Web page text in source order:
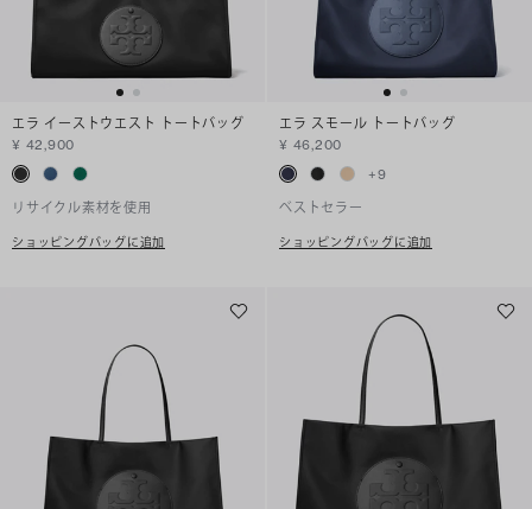
エラ イーストウエスト トートバッグ
¥ 42,900
リサイクル素材を使用
ショッピングバッグに追加
エラ スモール トートバッグ
¥ 46,200
+9
ベストセラー
ショッピングバッグに追加